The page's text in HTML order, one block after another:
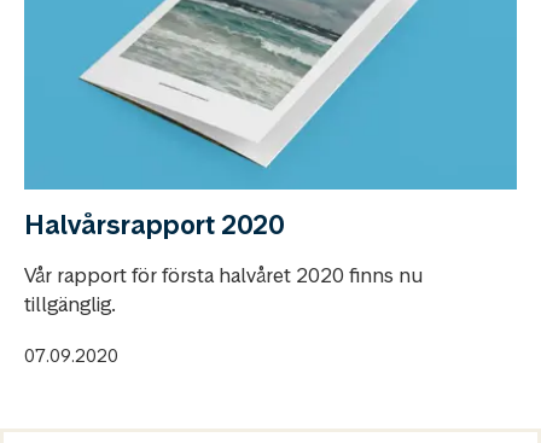
Halvårsrapport 2020
Vår rapport för första halvåret 2020 finns nu
tillgänglig.
07.09.2020